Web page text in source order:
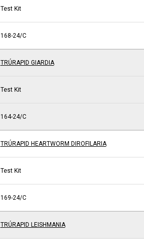
Test Kit
168-24/C
TRÚRAPID GIARDIA
Test Kit
164-24/C
TRÚRAPID HEARTWORM DIROFILARIA
Test Kit
169-24/C
TRÚRAPID LEISHMANIA